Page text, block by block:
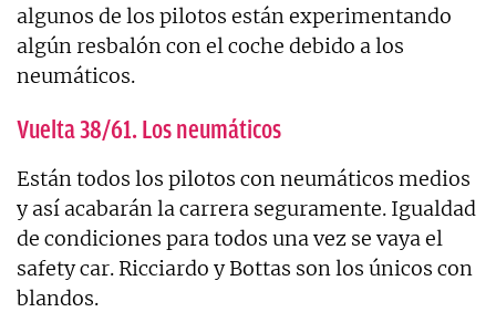
algunos de los pilotos están experimentando
algún resbalón con el coche debido a los
neumáticos.
Vuelta 38/61. Los neumáticos
Están todos los pilotos con neumáticos medios
y así acabarán la carrera seguramente. Igualdad
de condiciones para todos una vez se vaya el
safety car. Ricciardo y Bottas son los únicos con
blandos.